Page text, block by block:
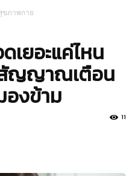
ขภาพกาย
เยอะแค่ไหน
ญญาณเตือน
งข้าม
11